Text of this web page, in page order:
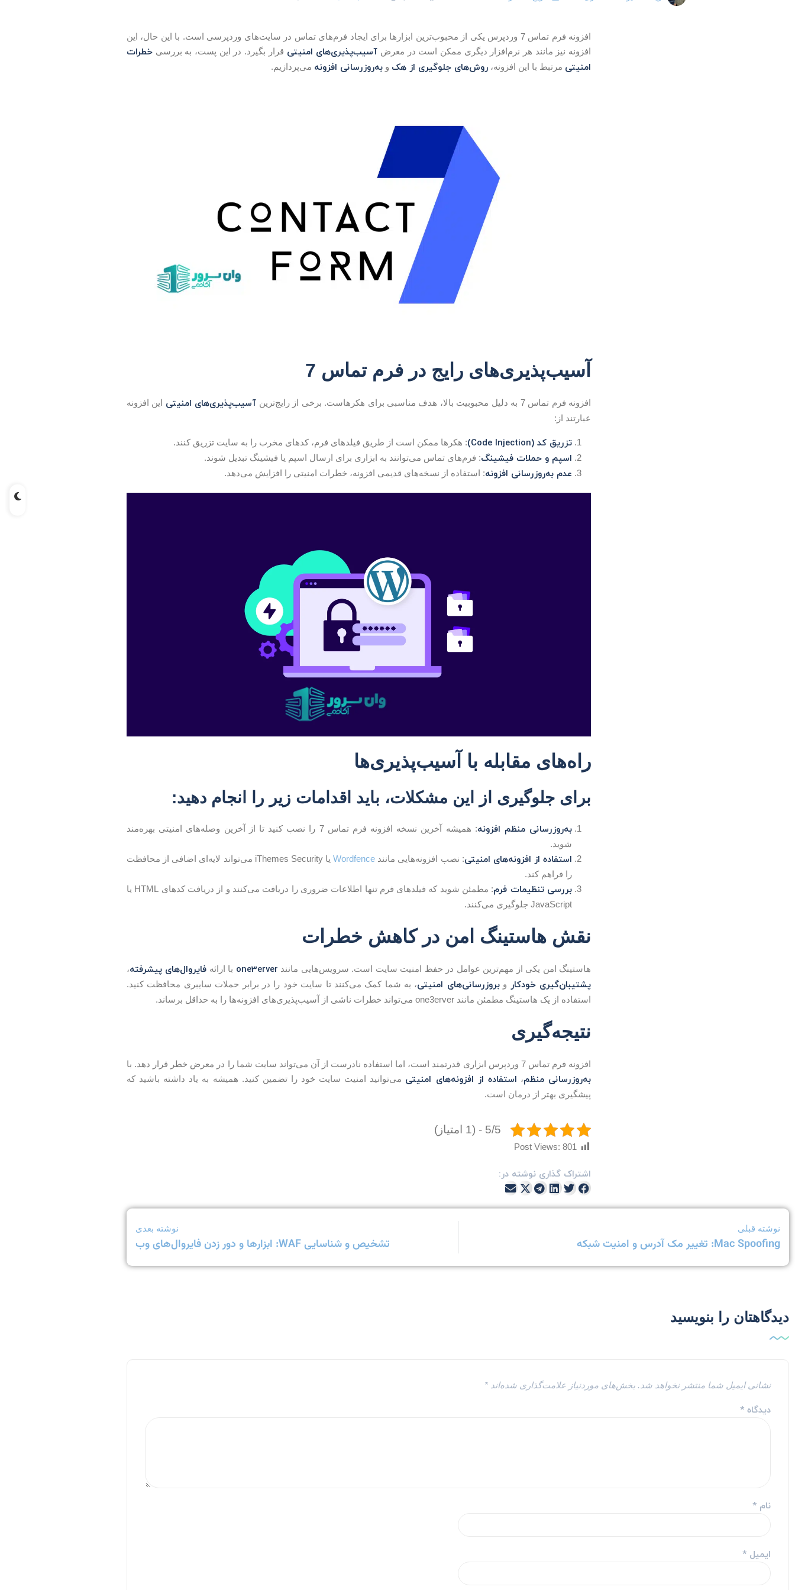
افزونه فرم تماس 7 وردپرس یکی از محبوب‌ترین ابزارها برای ایجاد فرم‌های تماس در سایت‌های وردپرسی است. با این حال، این
افزونه نیز مانند هر نرم‌افزار دیگری ممکن است در معرض آسیب‌پذیری‌های امنیتی قرار بگیرد. در این پست، به بررسی خطرات
امنیتی مرتبط با این افزونه، روش‌های جلوگیری از هک و به‌روزرسانی افزونه می‌پردازیم.
آسیب‌پذیری‌های رایج در فرم تماس 7
افزونه فرم تماس 7 به دلیل محبوبیت بالا، هدف مناسبی برای هکرهاست. برخی از رایج‌ترین آسیب‌پذیری‌های امنیتی این افزونه
عبارتند از:
تزریق کد (Code Injection) : هکرها ممکن است از طریق فیلدهای فرم، کدهای مخرب را به سایت تزریق کنند.
اسپم و حملات فیشینگ: فرم‌های تماس می‌توانند به ابزاری برای ارسال اسپم یا فیشینگ تبدیل شوند.
عدم به‌روزرسانی افزونه: استفاده از نسخه‌های قدیمی افزونه، خطرات امنیتی را افزایش می‌دهد.
راه‌های مقابله با آسیب‌پذیری‌ها
برای جلوگیری از این مشکلات، باید اقدامات زیر را انجام دهید:
به‌روزرسانی منظم افزونه
: همیشه آخرین نسخه افزونه فرم تماس 7 را نصب کنید تا از آخرین وصله‌های امنیتی بهره‌مند
شوید.
استفاده از افزونه‌های امنیتی: نصب افزونه‌هایی مانند Wordfence
یا iThemes Security می‌تواند لایه‌ای اضافی از محافظت
را فراهم کند.
بررسی تنظیمات فرم
: مطمئن شوید که فیلدهای فرم تنها اطلاعات ضروری را دریافت می‌کنند و از دریافت کدهای HTML یا
JavaScript جلوگیری می‌کنند.
نقش هاستینگ امن در کاهش خطرات
هاستینگ امن یکی از مهم‌ترین عوامل در حفظ امنیت سایت است. سرویس‌هایی مانند one3erver با ارائه فایروال‌های پیشرفته،
پشتیبان‌گیری خودکار وبروزرسانی‌های امنیتی، به شما کمک می‌کنند تا سایت خود را در برابر حملات سایبری محافظت کنید.
استفاده از یک هاستینگ مطمئن مانند one3erver می‌تواند خطرات ناشی از آسیب‌پذیری‌های افزونه‌ها را به حداقل برساند.
نتیجه‌گیری
افزونه فرم تماس 7 وردپرس ابزاری قدرتمند است، اما استفاده نادرست از آن می‌تواند سایت شما را در معرض خطر قرار دهد. با
به‌روزرسانی منظم، استفاده از افزونه‌های امنیتی می‌توانید امنیت سایت خود را تضمین کنید. همیشه به یاد داشته باشید که
پیشگیری بهتر از درمان است.
5/5 - (1 امتیاز)
Post Views: 801
اشتراک گذاری نوشته در:
نوشته قبلی
Mac Spoofing: تغییر مک آدرس و امنیت شبکه
نوشته بعدی
تشخیص و شناسایی WAF: ابزارها و دور زدن فایروال‌های وب
دیدگاهتان را بنویسید
نشانی ایمیل شما منتشر نخواهد شد. بخش‌های موردنیاز علامت‌گذاری شده‌اند *
دیدگاه*
نام *
ایمیل *